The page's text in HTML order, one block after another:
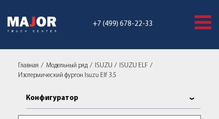
+7 (499) 678-22-33
Главная Модельный ряд ISUZU
ISUZU ELF
Изотермический фургон Isuzu Elf 3.5
Конфигуратор